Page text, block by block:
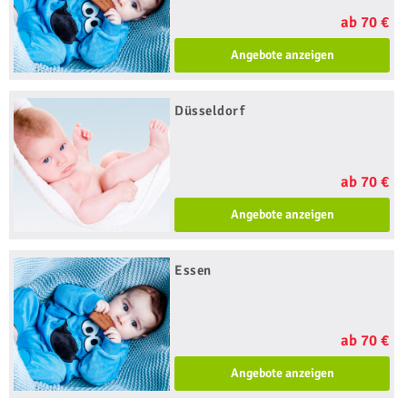
ab 70 €
Angebote anzeigen
Düsseldorf
ab 70 €
Angebote anzeigen
Essen
ab 70 €
Angebote anzeigen